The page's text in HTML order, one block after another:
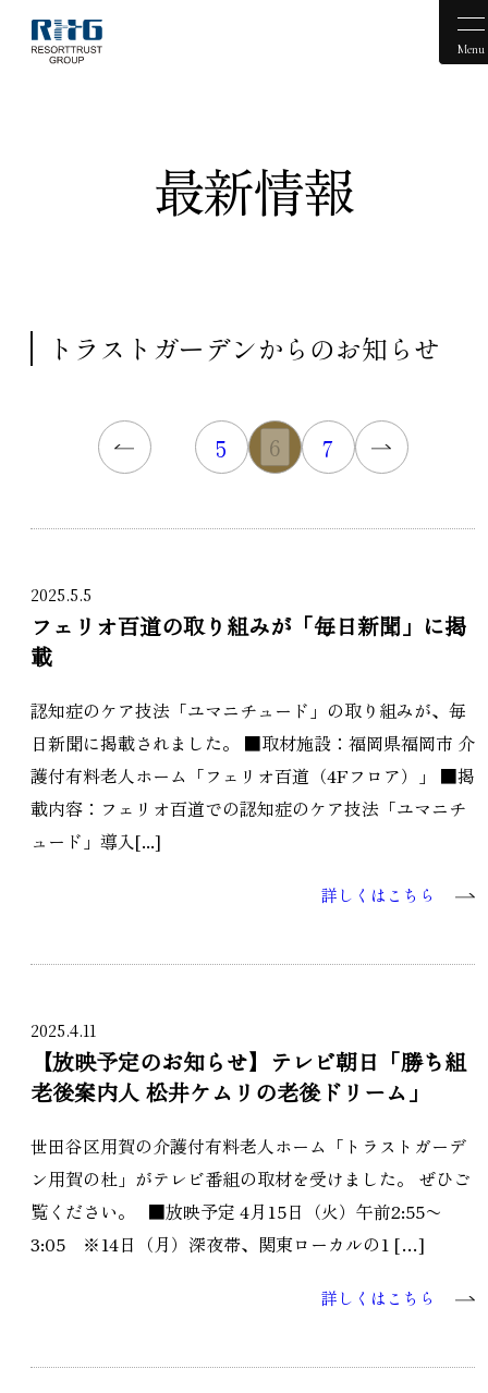
Menu
最新情報
トラストガーデンからのお知らせ
5 6 7
2025.5.5
フェリオ百道の取り組みが「毎日新聞」に掲
載
認知症のケア技法「ユマニチュード」の取り組みが、毎
日新聞に掲載されました。 ■取材施設：福岡県福岡市 介
護付有料老人ホーム「フェリオ百道（4Fフロア）」 ■掲
載内容：フェリオ百道での認知症のケア技法「ユマニチ
ュード」導入[...]
詳しくはこちら
2025.4.11
【放映予定のお知らせ】テレビ朝日「勝ち組
老後案内人 松井ケムリの老後ドリーム」
世田谷区用賀の介護付有料老人ホーム「トラストガーデ
ン用賀の杜」がテレビ番組の取材を受けました。 ぜひご
覧ください。 ■放映予定 4月15日（火）午前2:55〜
3:05 ※14日（月）深夜帯、関東ローカルの1 […]
詳しくはこちら